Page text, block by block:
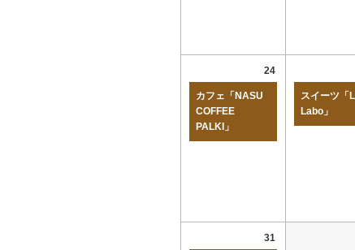
24
カフェ「NASU
COFFEE
PALKI」
スイーツ「
Labo」
31